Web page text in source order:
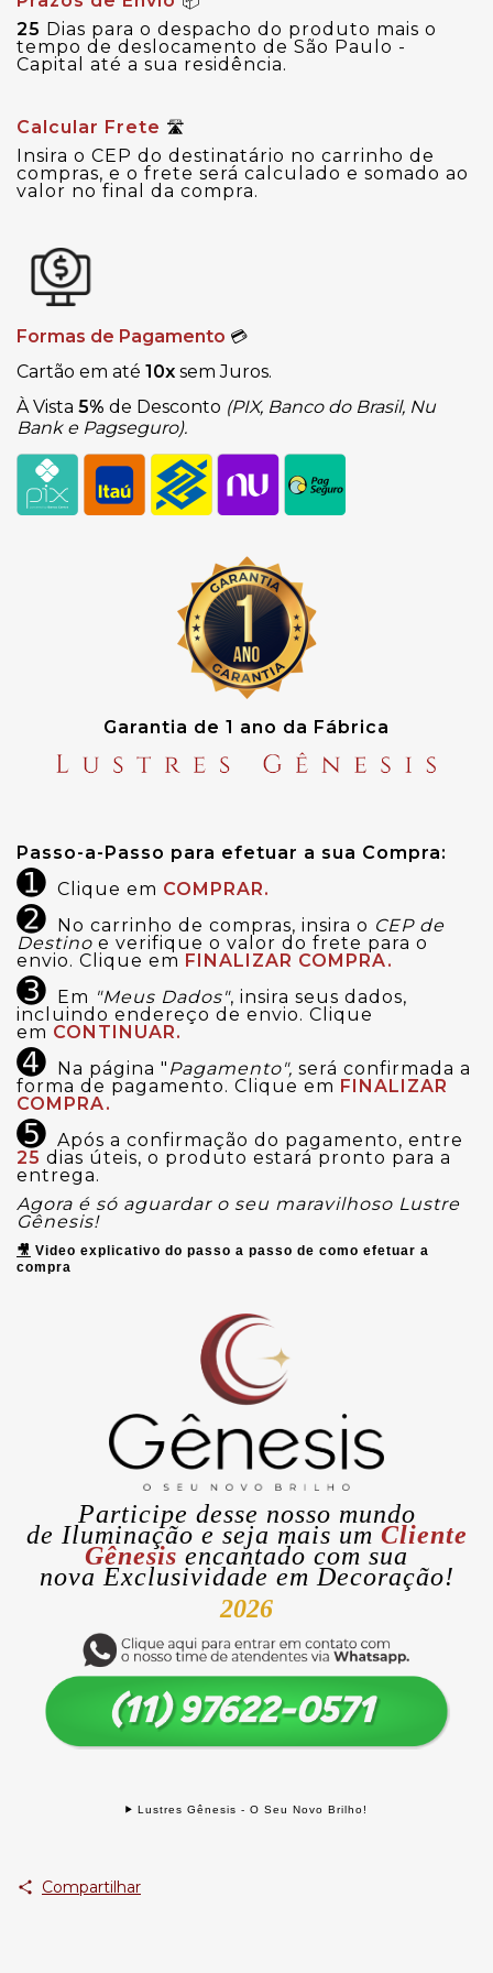
25 Dias para o despacho do produto mais o
tempo de deslocamento de São Paulo -
Capital até a sua residência.
Calcular Frete 🛣
Insira o CEP do destinatário no carrinho de
compras, e o frete será calculado e somado ao
valor no final da compra.
Formas de Pagamento 💳
Cartão em até 10x sem Juros.
À Vista 5% de Desconto (PIX, Banco do Brasil, Nu
Bank e Pagseguro).
Garantia de 1 ano da Fábrica
Passo-a-Passo para efetuar a sua Compra:
➊ Clique em COMPRAR.
➋ No carrinho de compras, insira o CEP de
Destino e verifique o valor do frete para o
envio. Clique em FINALIZAR COMPRA.
➌ Em "Meus Dados", insira seus dados,
incluindo endereço de envio. Clique
em CONTINUAR.
➍ Na página " Pagamento", será confirmada a
forma de pagamento. Clique em FINALIZAR
COMPRA.
➎ Após a confirmação do pagamento, entre
25 dias úteis, o produto estará pronto para a
entrega.
Agora é só aguardar o seu maravilhoso Lustre
Gênesis!
🎥 Video explicativo do passo a passo de como efetuar a
compra
Participe desse nosso mundo
de Iluminação e seja mais um Cliente
Gênesis encantado com sua
novaExclusividade em Decoração!
2026
Lustres Gênesis - O Seu Novo Brilho!
Compartilhar